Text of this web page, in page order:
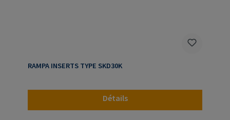
RAMPA INSERTS TYPE SKD30K
Détails